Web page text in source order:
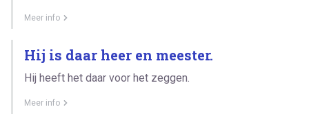
Meer info
Hij is daar heer en meester.
Hij heeft het daar voor het zeggen.
Meer info